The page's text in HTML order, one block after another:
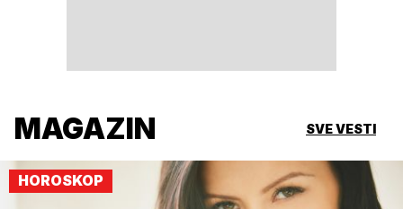
MAGAZIN SVE VESTI
HOROSKOP